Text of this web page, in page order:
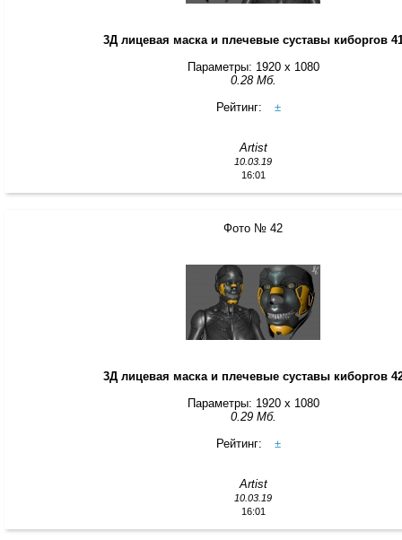
3Д лицевая маска и плечевые суставы киборгов
Параметры: 1920 x 1080
0.28 Мб.
Рейтинг:
±
Artist
10.03.19
16:01
Фото № 42
3Д лицевая маска и плечевые суставы киборгов
Параметры: 1920 x 1080
0.29 Мб.
Рейтинг:
±
Artist
10.03.19
16:01